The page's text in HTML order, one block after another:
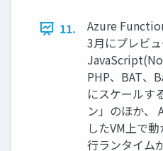
11.
Azure
3月にプレビュ
PHP、BAT、
にスケールす
ン」のほか、
したVM上で
行ランタイム